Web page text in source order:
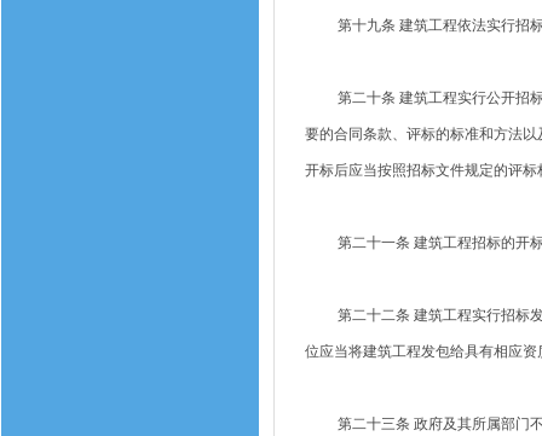
第十九条 建筑工程依法实行招标
第二十条 建筑工程实行公开招标
要的合同条款、评标的标准和方法
开标后应当按照招标文件规定的评
第二十一条 建筑工程招标的开标
第二十二条 建筑工程实行招标发
位应当将建筑工程发包给具有相应
第二十三条 政府及其所属部门不